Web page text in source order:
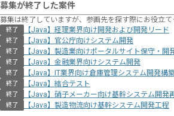
募集が終了した案件
募集は終了していますが、参画先を探す際にお役立
終了 【Java】経理業界向け開発および開発リード
終了 【Java】官公庁向けシステム開発
終了 【Java】製造業向けポータルサイト保守・開
終了 【Java】金融業界向けシステム開発
終了 【Java】IT業界向け倉庫管理システム開発構
終了 【Java】結合テスト
終了 【Java】硝子メーカー向け基幹システム開発
終了
【Java】製造物流向け基幹システム開発工程